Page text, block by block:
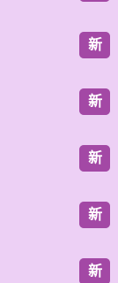
新
新
新
新
新